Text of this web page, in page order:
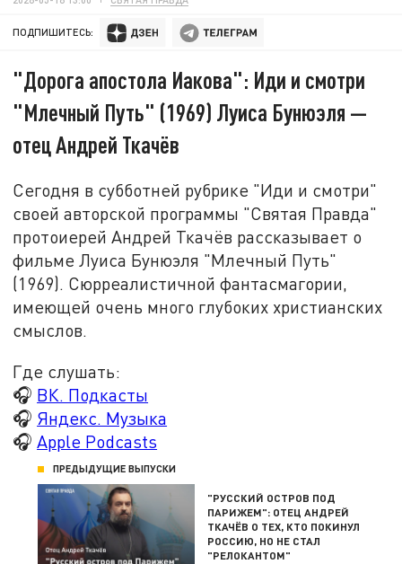
ПОДПИШИТЕСЬ:
"Дорога апостола Иакова": Иди и смотри
"Млечный Путь" (1969) Луиса Бунюэля —
отец Андрей Ткачёв
Сегодня в субботней рубрике "Иди и смотри"
своей авторской программы "Святая Правда"
протоиерей Андрей Ткачёв рассказывает о
фильме Луиса Бунюэля "Млечный Путь"
(1969). Сюрреалистичной фантасмагории,
имеющей очень много глубоких христианских
смыслов.
Где слушать:
🎧 ВК. Подкасты
🎧 Яндекс. Музыка
🎧 Apple Podcasts
ПРЕДЫДУЩИЕ ВЫПУСКИ
"РУССКИЙ ОСТРОВ ПОД
ПАРИЖЕМ": ОТЕЦ АНДРЕЙ
ТКАЧЁВ О ТЕХ, КТО ПОКИНУЛ
РОССИЮ, НО НЕ СТАЛ
"РЕЛОКАНТОМ"